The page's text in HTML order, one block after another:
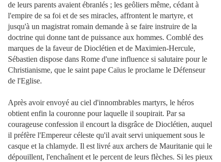
de leurs parents avaient ébranlés ; les geôliers même, cédant à
l'empire de sa foi et de ses miracles, affrontent le martyre, et
jusqu'à un magistrat romain demande à se faire instruire de la
doctrine qui donne tant de puissance aux hommes. Comblé des
marques de la faveur de Dioclétien et de Maximien-Hercule,
Sébastien dispose dans Rome d'une influence si salutaire pour le
Christianisme, que le saint pape Caïus le proclame le Défenseur
de l'Eglise.
Après avoir envoyé au ciel d'innombrables martyrs, le héros
obtient enfin la couronne pour laquelle il soupirait. Par sa
courageuse confession il encourt la disgrâce de Dioclétien, auquel
il préfère l'Empereur céleste qu'il avait servi uniquement sous le
casque et la chlamyde. Il est livré aux archers de Mauritanie qui le
dépouillent, l'enchaînent et le percent de leurs flèches. Si les pieux